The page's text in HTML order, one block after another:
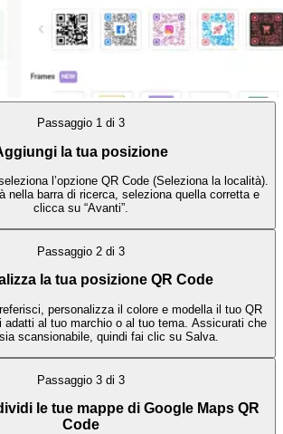
Passaggio 1 di 3
la tua posizione
l’opzione QR Code (Seleziona la località).
nella barra di ricerca, seleziona quella corretta e
clicca su “Avanti”.
Passaggio 2 di 3
la tua posizione QR Code
personalizza il colore e modella il tuo QR
adatti al tuo marchio o al tuo tema. Assicurati che
scansionabile, quindi fai clic su Salva.
Passaggio 3 di 3
le tue mappe di Google Maps QR
Code